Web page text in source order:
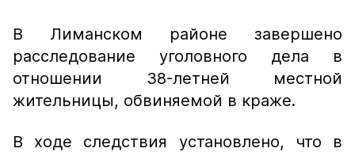
В Лиманском районе завершено
расследование уголовного дела в
отношении 38-летней местной
жительницы, обвиняемой в краже.
В ходе следствия установлено, что в